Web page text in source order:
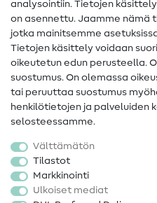
Yhteystiedot
Tietoa omistajanvaihdoksesta
Peruutusoikeus
Suosittu
Kankaat
Ompelutarvikkeet
analysointiin. Tietojen
on asennettu. Jaamme nämä
jotka mainitsemme
Tietojen käsittely voidaan
oikeutetun edun perusteella.
suostumus. On olemassa
tai peruuttaa suostumus
henkilötietojen ja palveluiden
selosteessamme.
Välttämätön
Tilastot
Markkinointi
Ulkoiset mediat